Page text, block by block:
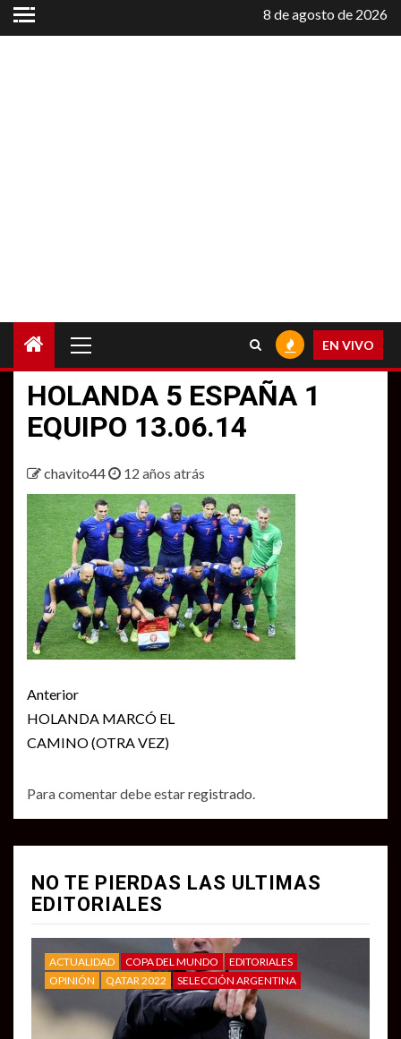
Saltar
al
8 de agosto de 2026
principal
EN VIVO
HOLANDA 5 ESPAÑA 1
EQUIPO 13.06.14
chavito44 12 años atrás
Seguir
leyendo
Anterior
HOLANDA MARCÓ EL
CAMINO (OTRA VEZ)
Para comentar debe estarregistrado.
NO TE PIERDAS LAS ULTIMAS
EDITORIALES
ACTUALIDAD COPA DEL MUNDO
EDITORIALES
OPINIÓN
QATAR 2022 SELECCIÓN ARGENTINA